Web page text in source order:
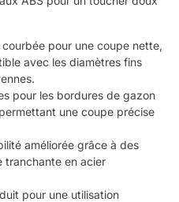
courbée pour une coupe nette,
avec les diamètres fins
pour les bordures de gazon
une coupe précise
améliorée grâce à des
tranchante en acier
pour une utilisation